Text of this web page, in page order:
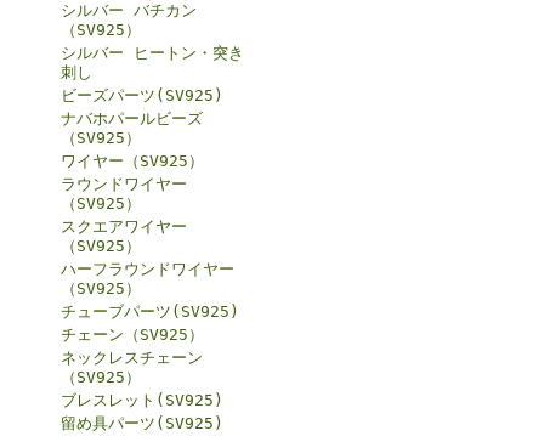
シルバー バチカン
（SV925）
シルバー ヒートン・突き
刺し
ビーズパーツ(SV925)
ナバホパールビーズ
（SV925）
ワイヤー（SV925）
ラウンドワイヤー
（SV925）
スクエアワイヤー
（SV925）
ハーフラウンドワイヤー
（SV925）
チューブパーツ(SV925)
チェーン（SV925）
ネックレスチェーン
（SV925）
ブレスレット(SV925)
留め具パーツ(SV925)